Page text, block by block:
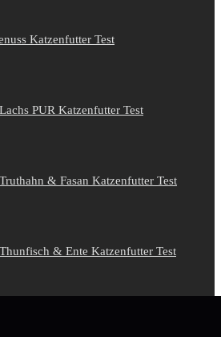
Katzenfutter Test
PUR Katzenfutter Test
& Fasan Katzenfutter Test
& Ente Katzenfutter Test